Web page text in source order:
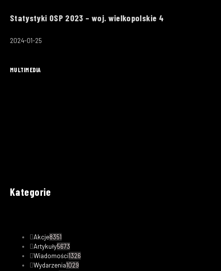
Statystyki OSP 2023 – woj. wielkopolskie 4
2024-01-25
MULTIMEDIA
Kategorie
Akcje8351
Artykuły5673
Wiadomości1326
Wydarzenia1029